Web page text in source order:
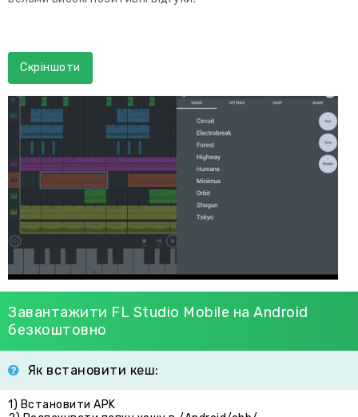
Скріншоти
Завантажити FL Studio Mobile на Android
безкоштовно
Як встановити кеш:
1) Встановити APK